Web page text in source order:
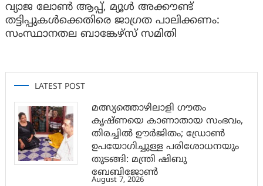
വ്യാജ ലോൺ ആപ്പ്, മ്യൂൾ അക്കൗണ്ട്
തട്ടിപ്പുകൾക്കെതിരെ ജാ​ഗ്രത പാലിക്കണം:
സംസ്ഥാനതല ബാങ്കേഴ്സ് സമിതി
LATEST POST
മത്സ്യത്തൊഴിലാളി ഗൗതം
കൃഷ്ണയെ കാണാതായ സംഭവം,
തിരച്ചിൽ ഊർജിതം; ഡ്രോണ്‍
ഉപയോഗിച്ചുള്ള പരിശോധനയും
തുടങ്ങി: മന്ത്രി ഷിബു
ബേബിജോണ്‍
August 7, 2026